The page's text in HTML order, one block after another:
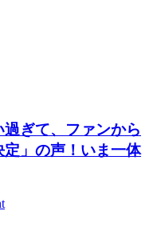
ぎて、ファンから
定」の声！いま一体